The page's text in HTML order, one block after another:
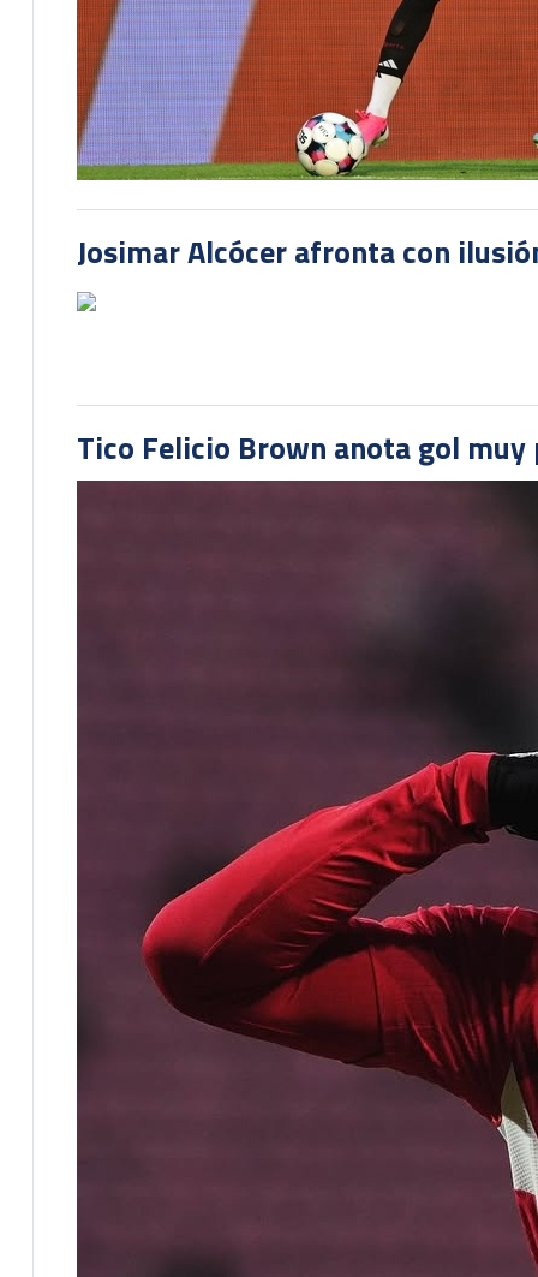
Josimar Alcócer afronta con
Tico Felicio Brown anota gol muy